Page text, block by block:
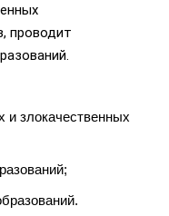
проводит
и злокачественных